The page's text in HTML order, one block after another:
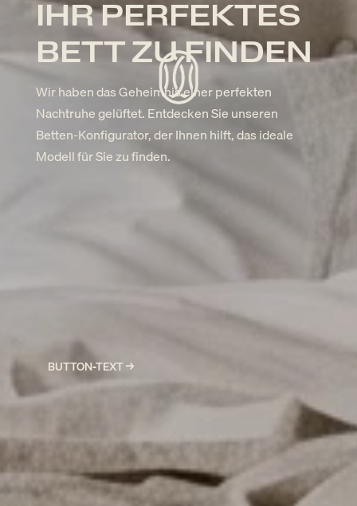
IHR PERFEKTES
BETT ZU FINDEN
Wir haben das Geheimnis einer perfekten
Nachtruhe gelüftet. Entdecken Sie unseren
Betten-Konfigurator, der Ihnen hilft, das ideale
Modell für Sie zu finden.
BUTTON-TEXT →